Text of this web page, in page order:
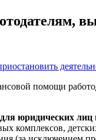
помощи
юридических лиц
комплексов,